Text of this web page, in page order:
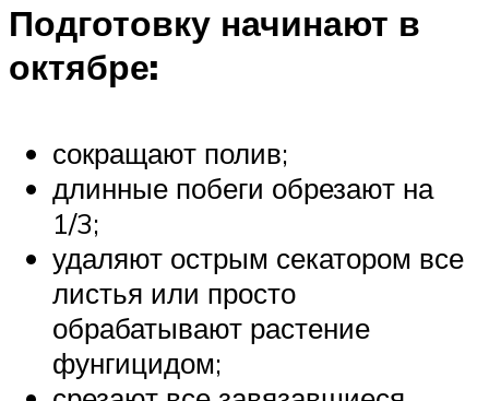
Подготовку начинают в
октябре:
сокращают полив;
длинные побеги обрезают на
1/3;
удаляют острым секатором все
листья или просто
обрабатывают растение
фунгицидом;